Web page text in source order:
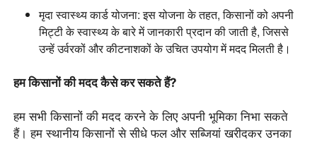
मृदा स्वास्थ्य कार्ड योजना:इस योजना के तहत, किसानों को अपनी
मिट्टी के स्वास्थ्य के बारे में जानकारी प्रदान की जाती है, जिससे
उन्हें उर्वरकों और कीटनाशकों के उचित उपयोग में मदद मिलती है।
हम किसानों की मदद कैसे कर सकते हैं?
हम सभी किसानों की मदद करने के लिए अपनी भूमिका निभा सकते
हैं। हम स्थानीय किसानों से सीधे फल और सब्जियां खरीदकर उनका